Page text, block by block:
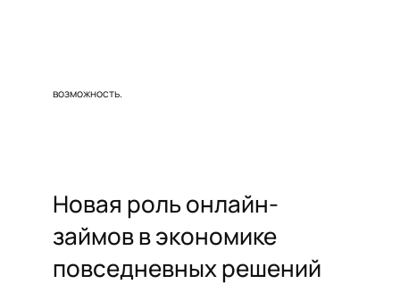
возможность.
Новая роль онлайн-
займов в экономике
повседневных решений